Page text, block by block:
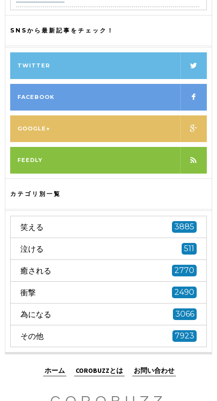
SNSから最新記事をチェック！
TWITTER
FACEBOOK
GOOGLE+
FEEDLY
カテゴリ別一覧
笑える 3885
泣ける 511
癒される 2770
衝撃 2490
為になる 3066
その他 7923
ホーム COROBUZZとは お問い合わせ